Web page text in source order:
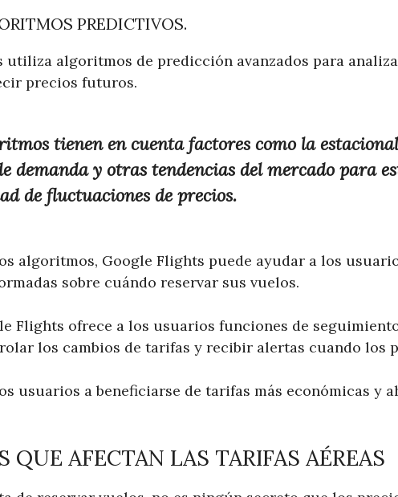
PREDICTIVOS.
utiliza algoritmos de predicción avanzados para
precios futuros.
tienen en cuenta factores como la
demanda y otras tendencias del mercado para
de fluctuaciones de precios.
algoritmos, Google Flights puede ayudar a los
sobre cuándo reservar sus vuelos.
Flights ofrece a los usuarios funciones de
los cambios de tarifas y recibir alertas cuando los
usuarios a beneficiarse de tarifas más económicas y
QUE AFECTAN LAS TARIFAS AÉREAS